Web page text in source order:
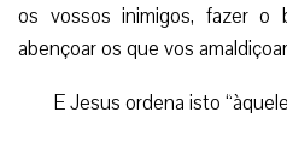
os vossos inimigos, fazer
abençoar os que vos
E Jesus ordena isto